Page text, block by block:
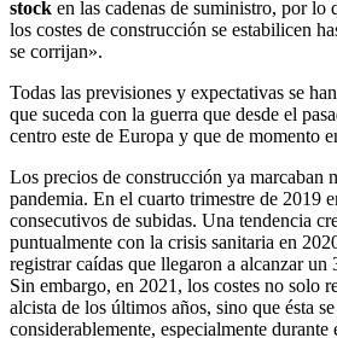
stock en las cadenas de suministro, por lo
los costes de construcción se estabilicen
se corrijan».
Todas las previsiones y expectativas se
que suceda con la guerra que desde el
centro este de Europa y que de momento
Los precios de construcción ya marcaban
pandemia. En el cuarto trimestre de 2019
consecutivos de subidas. Una tendencia
puntualmente con la crisis sanitaria en
registrar caídas que llegaron a alcanzar un
Sin embargo, en 2021, los costes no solo
alcista de los últimos años, sino que ésta
considerablemente, especialmente durante